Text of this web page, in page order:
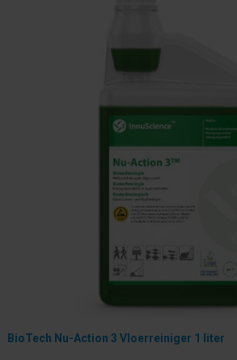
BioTech Nu-Action 3 Vloerreiniger 1 liter